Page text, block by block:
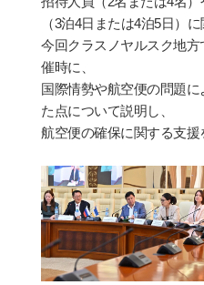
（3泊4日または4泊5日）に
今回クラスノヤルスク地方
催時に、
国際情勢や航空便の問題に
た点について説明し、
航空便の確保に関する支援